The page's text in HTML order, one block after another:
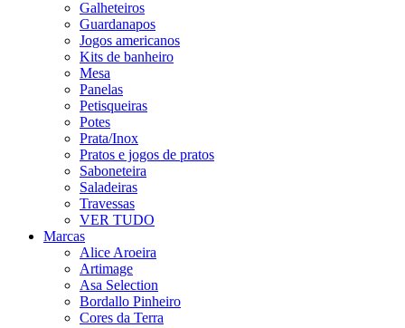
Galheteiros
Guardanapos
Jogos americanos
Kits de banheiro
Mesa
Panelas
Petisqueiras
Potes
Prata/Inox
Pratos e jogos de pratos
Saboneteira
Saladeiras
Travessas
VER TUDO
Marcas
Alice Aroeira
Artimage
Asa Selection
Bordallo Pinheiro
Cores da Terra